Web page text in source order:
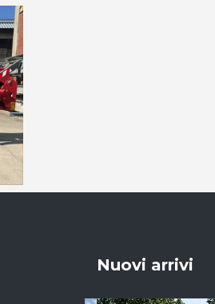
Nuovi arrivi